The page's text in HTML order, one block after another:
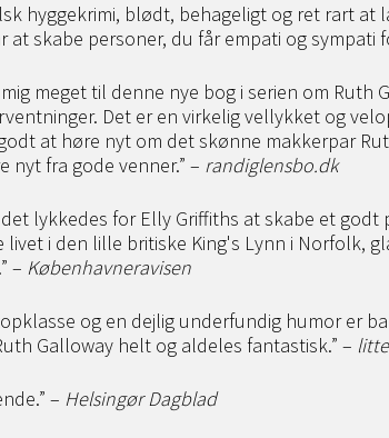
hyggekrimi, blødt, behageligt og ret rart
at skabe personer, du får empati og sympati
meget til denne nye bog i serien om Ruth
Det er en virkelig vellykket og
at høre nyt om det skønne makkerpar
nyt fra gode venner.” – randiglensbo.dk
lykkedes for Elly Griffiths at skabe et
livet i den lille britiske King's Lynn i Norfolk,
– Københavneravisen
og en dejlig underfundig humor er
Galloway helt og aldeles fantastisk.” –
– Helsingør Dagblad